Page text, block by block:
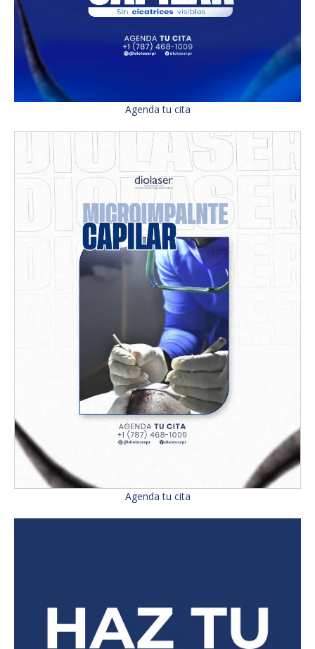
Agenda tu cita
Agenda tu cita